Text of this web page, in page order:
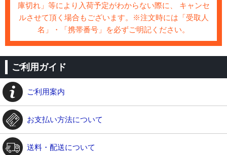
庫切れ」等により入荷予定がわからない際に、 キャンセ
ルさせて頂く場合もございます。※注文時には「受取人
名」・「携帯番号」を必ずご明記ください。
ご利用ガイド
ご利用案内
お支払い方法について
送料・配送について